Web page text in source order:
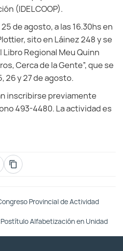
(IDELCOOP).
de agosto, a las 16.30hs en
sito en Láinez 248 y se
Libro Regional Meu Quinn
Cerca de la Gente”, que se
26 y 27 de agosto.
inscribirse previamente
493-4480. La actividad es
Provincial de Actividad
Alfabetización en Unidad